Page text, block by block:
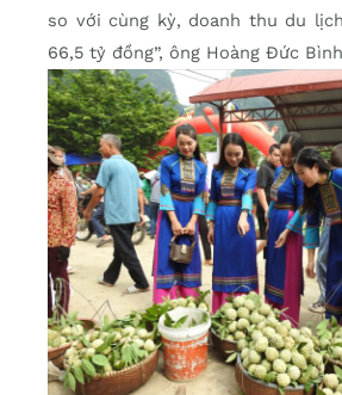
so với cùng kỳ, doanh thu du
66,5 tỷ đồng”, ông Hoàng Đức